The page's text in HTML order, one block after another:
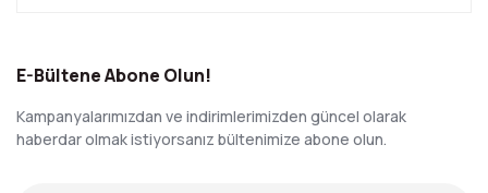
E-Bültene Abone Olun!
Kampanyalarımızdan ve indirimlerimizden güncel olarak
haberdar olmak istiyorsanız bültenimize abone olun.